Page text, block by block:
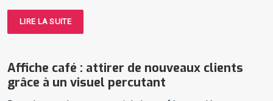
LIRE LA SUITE
Affiche café : attirer de nouveaux clients
grâce à un visuel percutant